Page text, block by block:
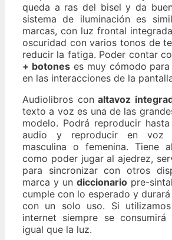
queda a ras del bisel y da
sistema de iluminación es
marcas, con luz frontal
oscuridad con varios tonos de
reducir la fatiga. Poder contar
+ botoneses muy cómodo
en las interacciones de la
Audiolibros conaltavoz
texto a voz es una de las
modelo. Podrá reproducir
audio y reproducir en voz
masculina o femenina. Tiene
como poder jugar al ajedrez,
para sincronizar con otros
marca y un diccionario pre-
cumple con lo esperado y
con un solo uso. Si
internet siempre se
igual que la luz.